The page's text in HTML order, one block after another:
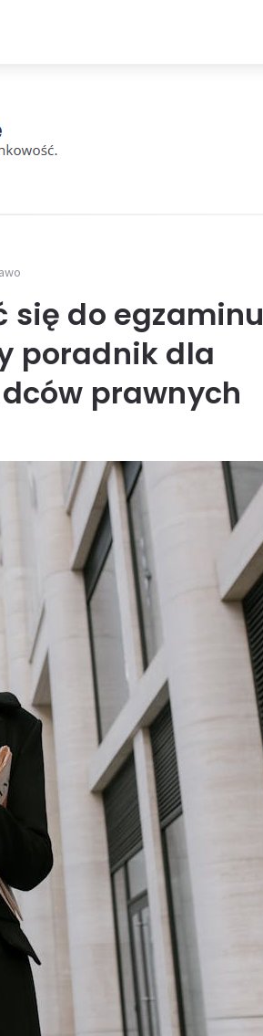
się do egzaminu
poradnik dla
prawnych